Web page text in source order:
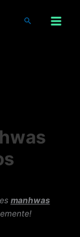
Buscar
manhwas